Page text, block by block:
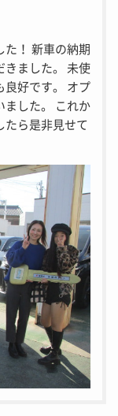
！ 新車の納期
きました。 未使
良好です。 オプ
ました。 これか
たら是非見せて